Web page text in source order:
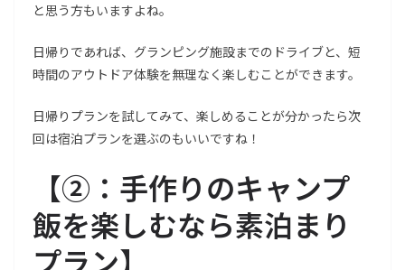
と思う方もいますよね。
日帰りであれば、グランピング施設までのドライブと、短
時間のアウトドア体験を無理なく楽しむことができます。
日帰りプランを試してみて、楽しめることが分かったら次
回は宿泊プランを選ぶのもいいですね！
【②：手作りのキャンプ
飯を楽しむなら素泊まり
プラン】